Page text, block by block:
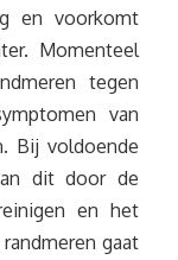
en voorkomt
Momenteel
tegen
van
Bij voldoende
dit door de
en het
gaat